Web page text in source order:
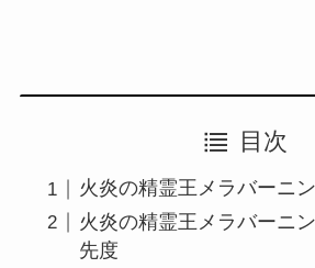
目次
火炎の精霊王メラバーニ
火炎の精霊王メラバーニ
先度